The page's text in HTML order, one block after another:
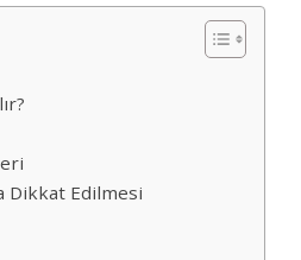
Dikkat Edilmesi